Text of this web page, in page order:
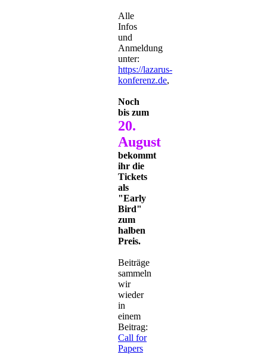
Alle
Infos
und
Anmeldung
unter:
https://lazarus-
konferenz.de,
Noch
bis zum
20.
August
bekommt
ihr die
Tickets
als
"Early
Bird"
zum
halben
Preis.
Beiträge
sammeln
wir
wieder
in
einem
Beitrag:
Call for
Papers